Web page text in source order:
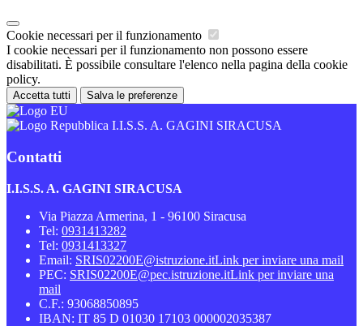
Cookie necessari per il funzionamento
I cookie necessari per il funzionamento non possono essere
disabilitati. È possibile consultare l'elenco nella pagina della cookie
policy.
Accetta tutti Salva le preferenze
I.I.S.S. A. GAGINI SIRACUSA
Contatti
I.I.S.S. A. GAGINI SIRACUSA
Via Piazza Armerina, 1 - 96100 Siracusa
Tel: 0931413282
Tel: 0931413327
Email: SRIS02200E@istruzione.itLink per inviare una mail
PEC: SRIS02200E@pec.istruzione.itLink per inviare una
mail
C.F.: 93068850895
IBAN: IT 85 D 01030 17103 000002035387